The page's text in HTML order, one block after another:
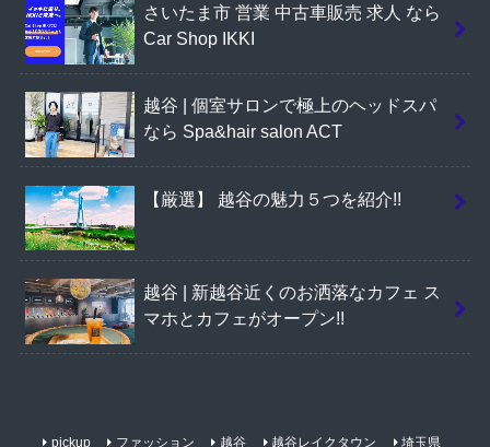
さいたま市 営業 中古車販売 求人 なら
Car Shop IKKI
越谷 | 個室サロンで極上のヘッドスパ
なら Spa&hair salon ACT
【厳選】 越谷の魅力５つを紹介!!
越谷 | 新越谷近くのお洒落なカフェ ス
マホとカフェがオープン!!
pickup ファッション 越谷 越谷レイクタウン 埼玉県